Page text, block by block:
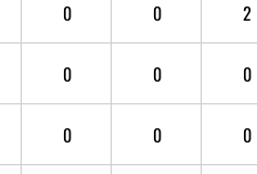
0 0 2
0 0 0
0 0 0